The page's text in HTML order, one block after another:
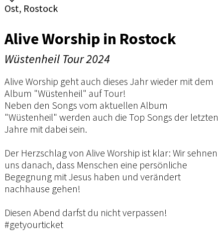
Ost, Rostock
Alive Worship in Rostock
Wüstenheil Tour 2024
Alive Worship geht auch dieses Jahr wieder mit dem
Album "Wüstenheil" auf Tour!
Neben den Songs vom aktuellen Album
"Wüstenheil" werden auch die Top Songs der letzten
Jahre mit dabei sein.
Der Herzschlag von Alive Worship ist klar: Wir sehnen
uns danach, dass Menschen eine persönliche
Begegnung mit Jesus haben und verändert
nachhause gehen!
Diesen Abend darfst du nicht verpassen!
#getyourticket